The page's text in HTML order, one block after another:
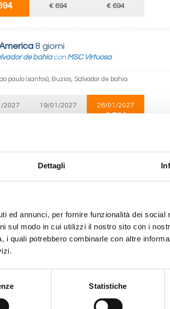
Dettagli
ed annunci, per fornire funzionalità dei social
sul modo in cui utilizzi il nostro sito con i
i quali potrebbero combinarle con altre
Statistiche
€ 694
€ 694
8 giorni
de bahiacon MSC Virtuosa
paulo (santos), Buzios, Salvador de bahia
2027
19/01/2027
26/01/2027
€ 729
paulo (santos)con
9 giorni
Buenos Aires, Sao paulo (santos), Camboriu